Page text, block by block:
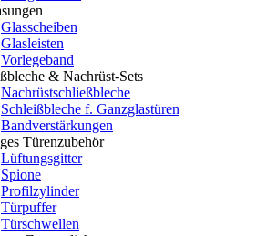
Glasscheiben
Glasleisten
Vorlegeband
& Nachrüst-Sets
Nachrüstschließbleche
Schleißbleche f. Ganzglastüren
Bandverstärkungen
Türenzubehör
Lüftungsgitter
Spione
Profilzylinder
Türpuffer
Türschwellen